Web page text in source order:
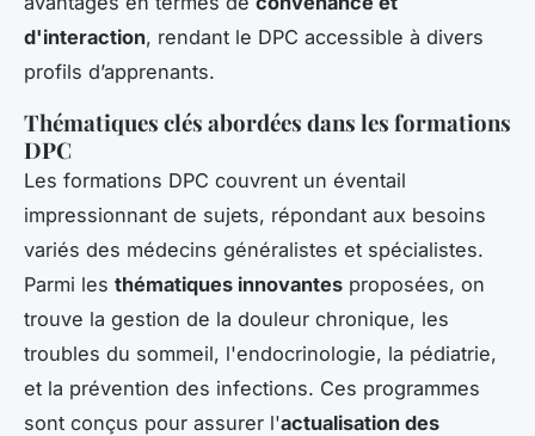
d'interaction, rendant le DPC accessible à divers
profils d’apprenants.
Thématiques clés abordées dans les formations
DPC
Les formations DPC couvrent un éventail
impressionnant de sujets, répondant aux besoins
variés des médecins généralistes et spécialistes.
Parmi les thématiques innovantes proposées, on
trouve la gestion de la douleur chronique, les
troubles du sommeil, l'endocrinologie, la pédiatrie,
et la prévention des infections. Ces programmes
sont conçus pour assurer l'actualisation des